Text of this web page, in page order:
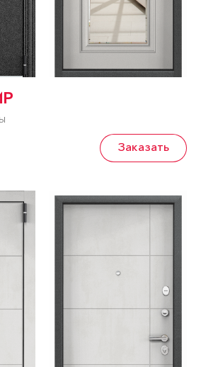
Заказать